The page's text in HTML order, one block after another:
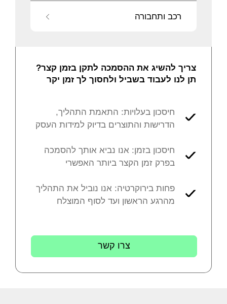
רכב ותחבורה
צריך להשיג את ההסמכה לתקן בזמן קצר?
תן לנו לעבוד בשביל ולחסוך לך זמן יקר
חיסכון בעלויות: התאמת התהליך,
הדרישות והתוצרים בדיוק למידות העסק
חיסכון בזמן: אנו נביא אותך להסמכה
בפרק זמן הקצר ביותר האפשרי
פחות בירוקרטיה: אנו נוביל את התהליך
מהרגע הראשון ועד לסוף המוצלח
צרו קשר